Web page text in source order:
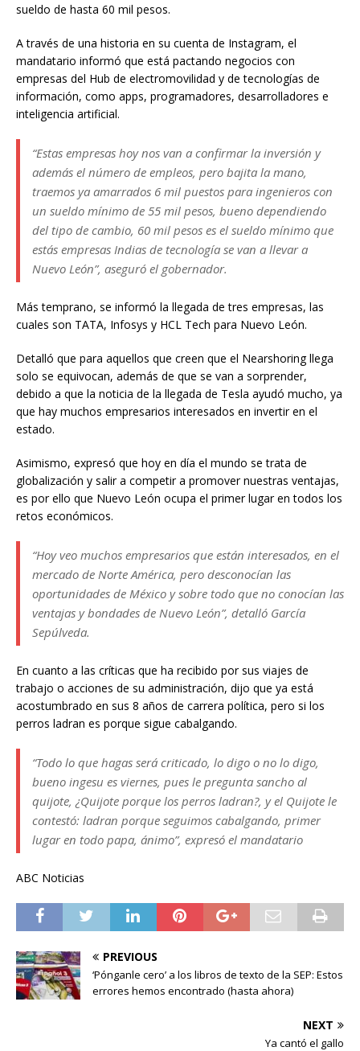
sueldo de hasta 60 mil pesos.
A través de una historia en su cuenta de Instagram, el
mandatario informó que está pactando negocios con
empresas del Hub de electromovilidad y de tecnologías de
información, como apps, programadores, desarrolladores e
inteligencia artificial.
“Estas empresas hoy nos van a confirmar la inversión y
además el número de empleos, pero bajita la mano,
traemos ya amarrados 6 mil puestos para ingenieros con
un sueldo mínimo de 55 mil pesos, bueno dependiendo
del tipo de cambio, 60 mil pesos es el sueldo mínimo que
estás empresas Indias de tecnología se van a llevar a
Nuevo León”, aseguró el gobernador.
Más temprano, se informó la llegada de tres empresas, las
cuales son TATA, Infosys y HCL Tech para Nuevo León.
Detalló que para aquellos que creen que el Nearshoring llega
solo se equivocan, además de que se van a sorprender,
debido a que la noticia de la llegada de Tesla ayudó mucho, ya
que hay muchos empresarios interesados en invertir en el
estado.
Asimismo, expresó que hoy en día el mundo se trata de
globalización y salir a competir a promover nuestras ventajas,
es por ello que Nuevo León ocupa el primer lugar en todos los
retos económicos.
“Hoy veo muchos empresarios que están interesados, en el
mercado de Norte América, pero desconocían las
oportunidades de México y sobre todo que no conocían las
ventajas y bondades de Nuevo León”, detalló García
Sepúlveda.
En cuanto a las críticas que ha recibido por sus viajes de
trabajo o acciones de su administración, dijo que ya está
acostumbrado en sus 8 años de carrera política, pero si los
perros ladran es porque sigue cabalgando.
“Todo lo que hagas será criticado, lo digo o no lo digo,
bueno ingesu es viernes, pues le pregunta sancho al
quijote, ¿Quijote porque los perros ladran?, y el Quijote le
contestó: ladran porque seguimos cabalgando, primer
lugar en todo papa, ánimo”, expresó el mandatario
ABC Noticias
PREVIOUS
‘Pónganle cero’ a los libros de texto de la SEP: Estos
errores hemos encontrado (hasta ahora)
NEXT
Ya cantó el gallo